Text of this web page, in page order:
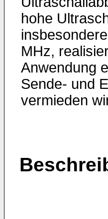
hohe
MHz,
Anwendung
Sende- und
vermieden